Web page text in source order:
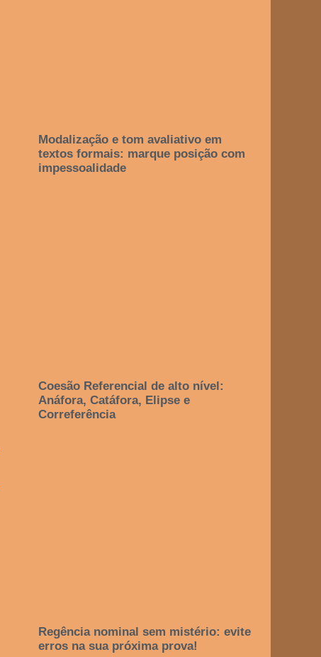
Modalização e tom avaliativo em
textos formais: marque posição com
impessoalidade
Coesão Referencial de alto nível:
Anáfora, Catáfora, Elipse e
Correferência
Regência nominal sem mistério: evite
erros na sua próxima prova!